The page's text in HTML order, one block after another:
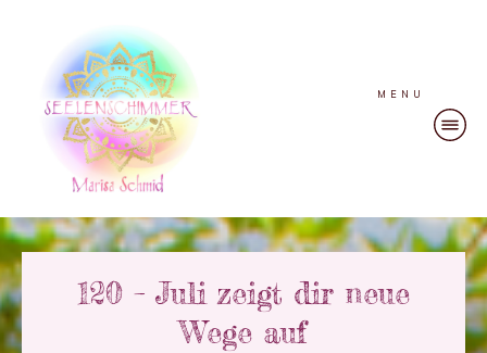
MENU
120 – Juli zeigt dir neue
Wege auf